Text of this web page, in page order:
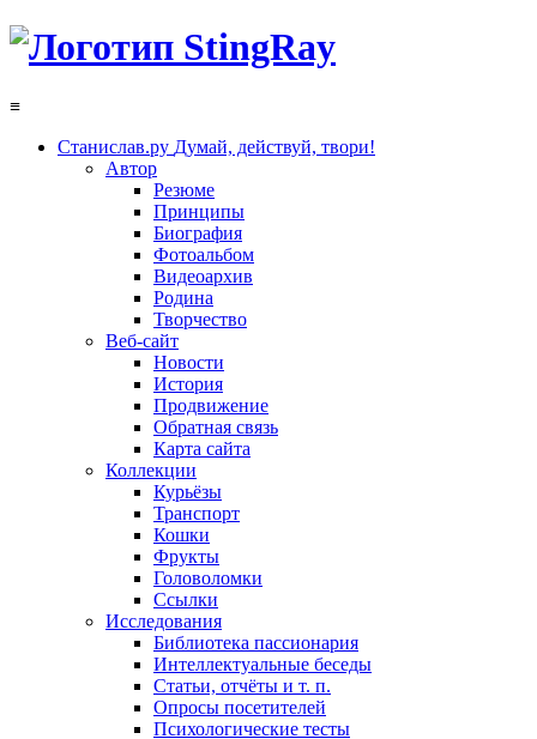
≡
Станислав.ру Думай, действуй, твори!
Автор
Резюме
Принципы
Биография
Фотоальбом
Видеоархив
Родина
Творчество
Веб-сайт
Новости
История
Продвижение
Обратная связь
Карта сайта
Коллекции
Курьёзы
Транспорт
Кошки
Фрукты
Головоломки
Ссылки
Исследования
Библиотека пассионария
Интеллектуальные беседы
Статьи, отчёты и т. п.
Опросы посетителей
Психологические тесты